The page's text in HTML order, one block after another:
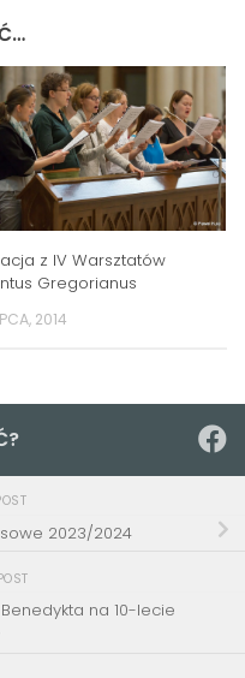
z IV Warsztatów
Gregorianus
2014
2023/2024
na 10-lecie